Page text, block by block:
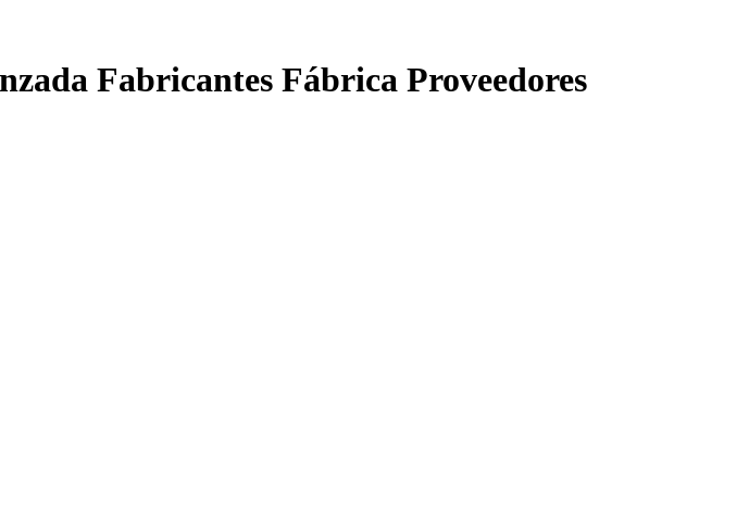
Fabricantes Fábrica Proveedores